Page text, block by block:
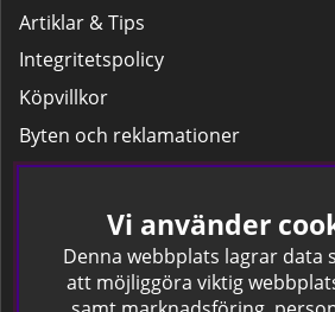
Artiklar & Tips
Integritetspolicy
Köpvillkor
Byten och reklamationer
Leverans
Hitta färgkoden på bilen.
Företagskund
Vi använder
Denna webbplats lagrar data
att möjliggöra viktig